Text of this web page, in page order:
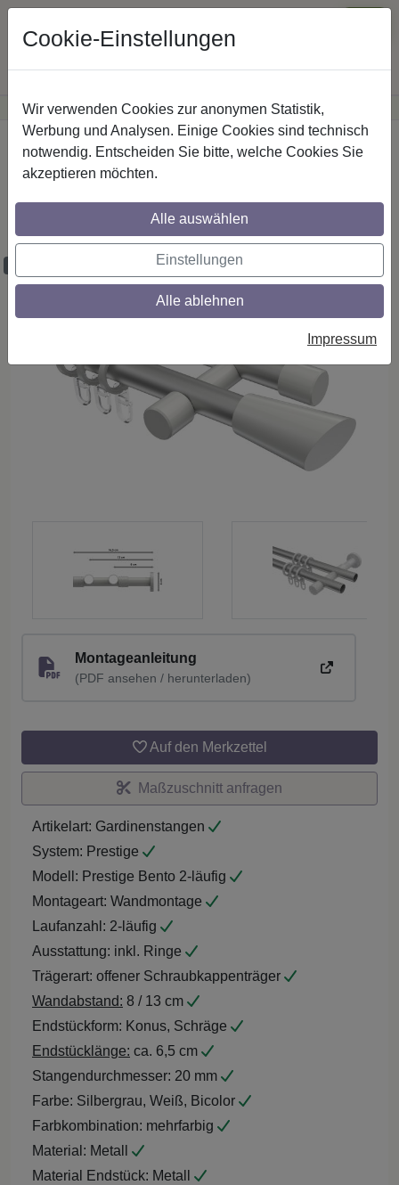
Günstige Versandkosteninnerhalb Österreichs· Sichere Zahlung
Startseite Gardinenstangen Metall
Gardinenstangen aus Metall in 20 mm Ø,
2-läufig, Modell PRESTIGE - Bento
Silbergrau / Weiß
Montageanleitung
(PDF ansehen / herunterladen)
Auf den Merkzettel
Maßzuschnitt anfragen
Artikelart: Gardinenstangen
System: Prestige
Modell: Prestige Bento 2-läufig
Montageart: Wandmontage
Laufanzahl: 2-läufig
Ausstattung: inkl. Ringe
Trägerart: offener Schraubkappenträger
Wandabstand: 8 / 13 cm
Endstückform: Konus, Schräge
Endstücklänge: ca. 6,5 cm
Stangendurchmesser: 20 mm
Farbe: Silbergrau, Weiß, Bicolor
Farbkombination: mehrfarbig
Material: Metall
Material Endstück: Metall
Cookie-Einstellungen
Wir verwenden Cookies zur anonymen Statistik,
Werbung und Analysen. Einige Cookies sind technisch
notwendig. Entscheiden Sie bitte, welche Cookies Sie
akzeptieren möchten.
Alle auswählen
Einstellungen
Alle ablehnen
Impressum